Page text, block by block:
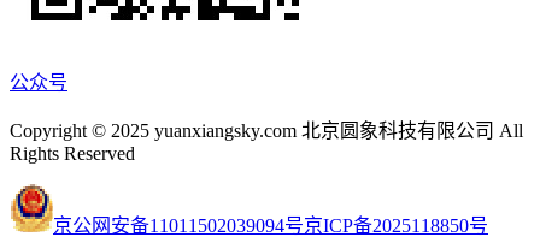
公众号
Copyright © 2025 yuanxiangsky.com 北京圆象科技有限公司 All
Rights Reserved
京公网安备11011502039094号京ICP备2025118850号